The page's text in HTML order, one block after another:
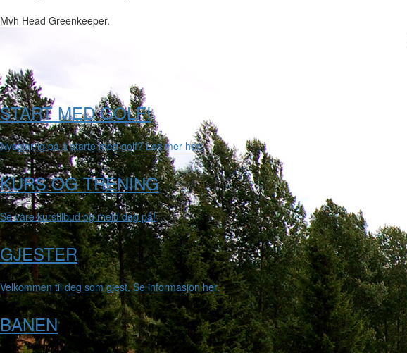
Mvh Head Greenkeeper.
START MED GOLF!
Nysgjerrig på å starte med golf? Les mer her!
KURS OG TRENING
Se våre kurstilbud og meld deg på!
GJESTER
Velkommen til deg som gjest. Se informasjon her.
BANEN